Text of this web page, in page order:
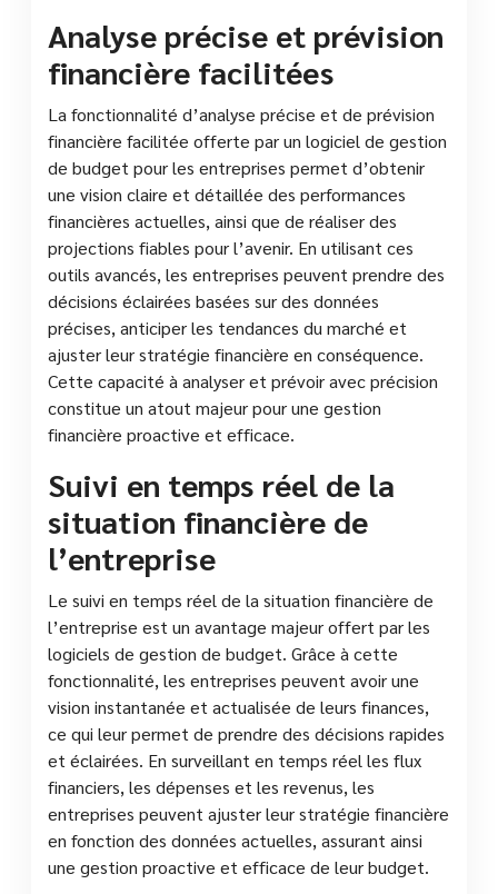
Analyse précise et prévision
financière facilitées
La fonctionnalité d’analyse précise et de prévision
financière facilitée offerte par un logiciel de gestion
de budget pour les entreprises permet d’obtenir
une vision claire et détaillée des performances
financières actuelles, ainsi que de réaliser des
projections fiables pour l’avenir. En utilisant ces
outils avancés, les entreprises peuvent prendre des
décisions éclairées basées sur des données
précises, anticiper les tendances du marché et
ajuster leur stratégie financière en conséquence.
Cette capacité à analyser et prévoir avec précision
constitue un atout majeur pour une gestion
financière proactive et efficace.
Suivi en temps réel de la
situation financière de
l’entreprise
Le suivi en temps réel de la situation financière de
l’entreprise est un avantage majeur offert par les
logiciels de gestion de budget. Grâce à cette
fonctionnalité, les entreprises peuvent avoir une
vision instantanée et actualisée de leurs finances,
ce qui leur permet de prendre des décisions rapides
et éclairées. En surveillant en temps réel les flux
financiers, les dépenses et les revenus, les
entreprises peuvent ajuster leur stratégie financière
en fonction des données actuelles, assurant ainsi
une gestion proactive et efficace de leur budget.